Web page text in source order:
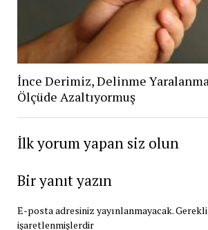
İnce Derimiz, Delinme
Ölçüde Azaltıyormuş
İlk yorum yapan siz olun
Bir yanıt yazın
E-posta adresiniz yayınlanmayacak.
işaretlenmişlerdir